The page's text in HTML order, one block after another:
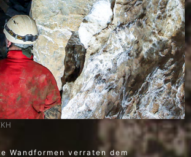
Wandformen verraten dem